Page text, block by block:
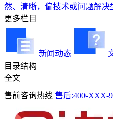
然、清晰，偏技术或问题解决
更多栏目
新闻动态
目录结构
全文
售前咨询热线 售后:400-XXX-